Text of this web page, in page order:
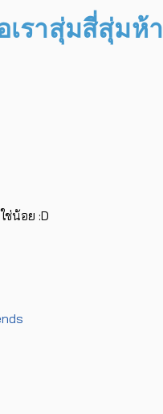
เราสุ่มสี่สุ่มห้า
ช่น้อย :D